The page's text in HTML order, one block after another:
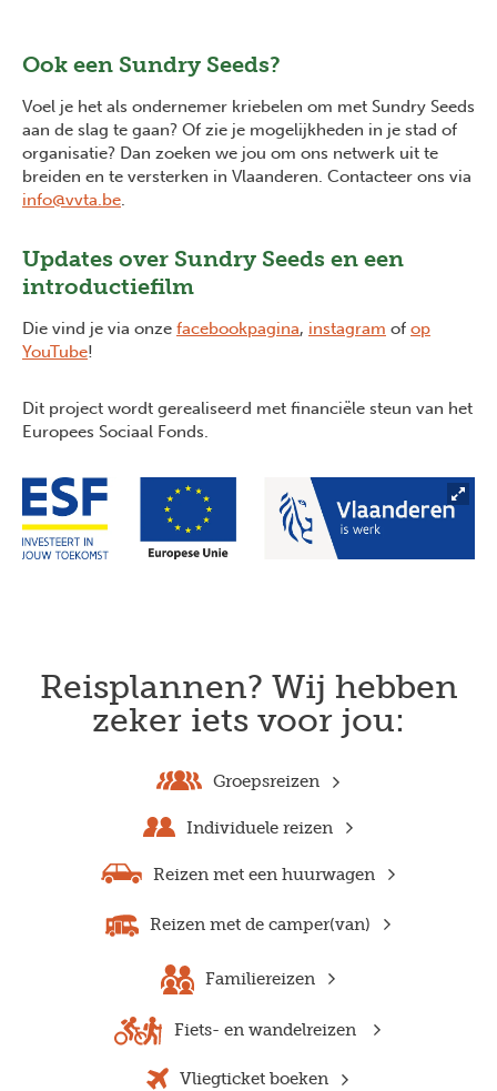
Ook een Sundry Seeds?
Voel je het als ondernemer kriebelen om met Sundry Seeds
aan de slag te gaan? Of zie je mogelijkheden in je stad of
organisatie? Dan zoeken we jou om ons netwerk uit te
breiden en te versterken in Vlaanderen. Contacteer ons via
info@vvta.be.
Updates over Sundry Seeds en een
introductiefilm
Die vind je via onze facebookpagina, instagram of op
YouTube!
Dit project wordt gerealiseerd met financiële steun van het
Europees Sociaal Fonds.
Reisplannen? Wij hebben
zeker iets voor jou:
Groepsreizen
Individuele reizen
Reizen met een huurwagen
Reizen met de camper(van)
Familiereizen
Fiets- en wandelreizen
Vliegticket boeken